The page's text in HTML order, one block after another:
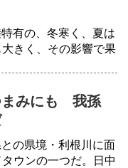
有の、冬寒く、夏は
きく、その影響で果
まみにも 我孫
の県境・利根川に面
ウンの一つだ。日中